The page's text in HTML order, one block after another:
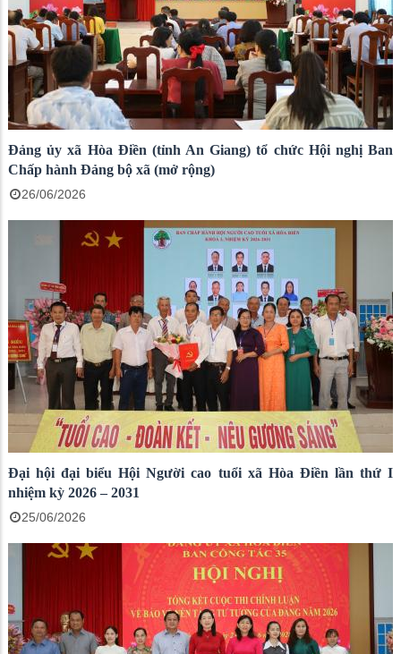
Đảng ủy xã Hòa Điền (tỉnh An Giang) tổ chức Hội nghị Ban
Chấp hành Đảng bộ xã (mở rộng)
26/06/2026
Đại hội đại biểu Hội Người cao tuổi xã Hòa Điền lần thứ I
nhiệm kỳ 2026 – 2031
25/06/2026